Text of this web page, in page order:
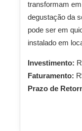
transformam
degustação da
pode ser em
instalado em
Investimento:
Faturamento:
Prazo de